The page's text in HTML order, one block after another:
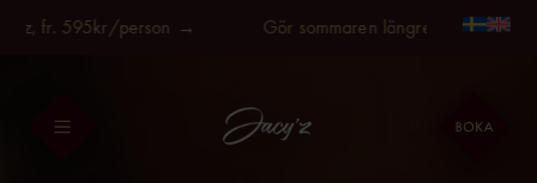
Fortsätt
fr. 595kr/person → Gör sommaren längre, på Jacy'z, fr.